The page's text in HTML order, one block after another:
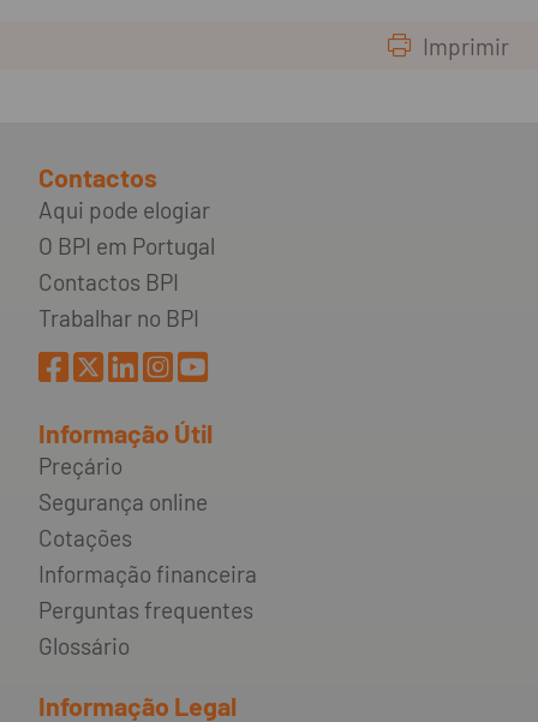
Imprimir
Contactos
Aqui pode elogiar
O BPI em Portugal
Contactos BPI
Trabalhar no BPI
Informação Útil
Preçário
Segurança online
Cotações
Informação financeira
Perguntas frequentes
Glossário
Informação Legal